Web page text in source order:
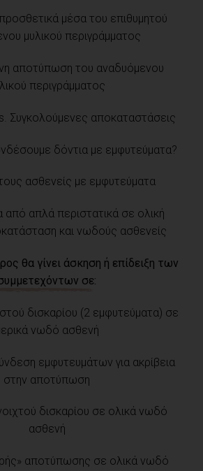
μέσα του επιθυμητού
μυλικού περιγράμματος
αποτύπωση του αναδυόμενου
περιγράμματος
Συγκολούμενες αποκαταστάσεις
δόντια με εμφυτεύματα?
ασθενείς με εμφυτεύματα
από απλά περιστατικά σε ολική
και νωδούς ασθενείς
θα γίνει άσκηση ή επίδειξη των
σε:
δισκαρίου (2 εμφυτεύματα) σε
νωδό ασθενή
εμφυτευμάτων για ακρίβεια
στην αποτύπωση
δισκαρίου σε ολικά νωδό
ασθενή
αποτύπωσης σε ολικά νωδό